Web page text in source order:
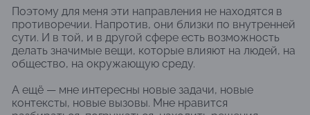
Поэтому для меня эти направления не находятся в
противоречии. Напротив, они близки по внутренней
сути. И в той, и в другой сфере есть возможность
делать значимые вещи, которые влияют на людей, на
общество, на окружающую среду.
А ещё — мне интересны новые задачи, новые
контексты, новые вызовы. Мне нравится